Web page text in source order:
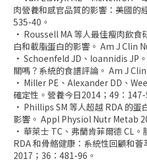
肉營養和感官品質的影響：美國的
535-40。
• Roussell MA 等人最佳瘦肉飲食
白和載脂蛋白的影響。 Am J Clin
• Schoenfeld JD、Ioannidis JP
關嗎？系統的食譜評論。 Am J
• Miller PE、Alexander DD、
確定性。營養今日2014；49：147-
• Phillips SM 等人超越 RDA 的蛋
影響。 Appl Physiol Nutr Metab
• 華萊士 TC、弗蘭肯菲爾德 CL
RDA 和骨骼健康：系統性回顧和
2017；36：481-96。